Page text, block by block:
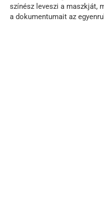
színész leveszi a maszkját,
a dokumentumait az